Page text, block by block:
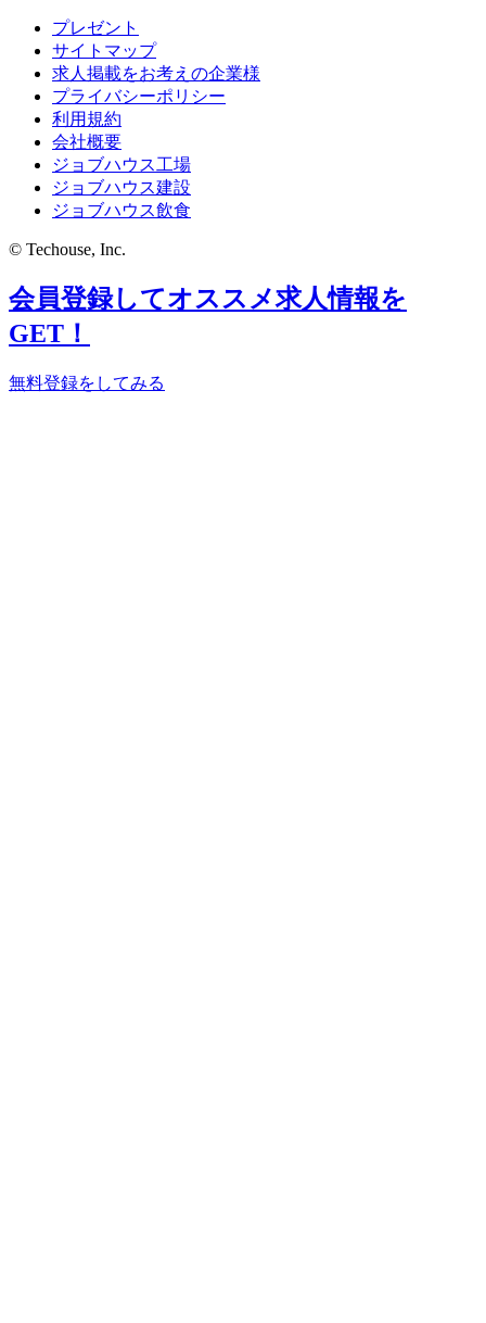
プレゼント
サイトマップ
求人掲載をお考えの企業様
プライバシーポリシー
利用規約
会社概要
ジョブハウス工場
ジョブハウス建設
ジョブハウス飲食
© Techouse, Inc.
会員登録してオススメ求人情報を
GET！
無料登録をしてみる